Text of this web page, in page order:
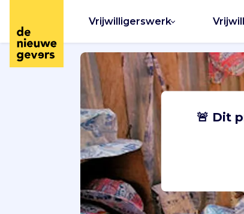
Vrijwilligerswerk
🚨 Dit